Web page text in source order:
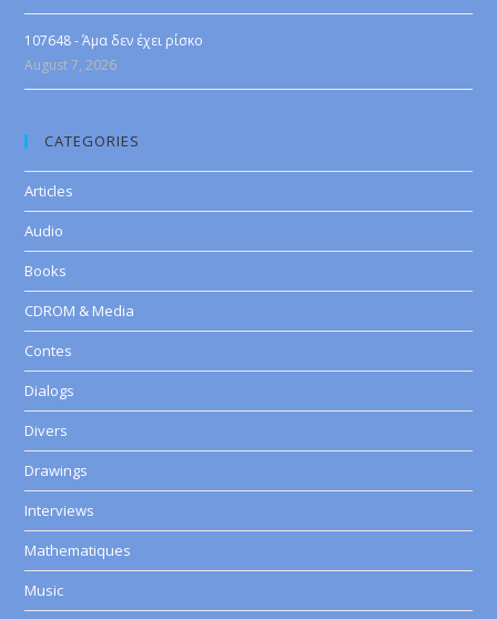
107648 - Άμα δεν έχει ρίσκο
August 7, 2026
CATEGORIES
Articles
Audio
Books
CDROM & Media
Contes
Dialogs
Divers
Drawings
Interviews
Mathematiques
Music